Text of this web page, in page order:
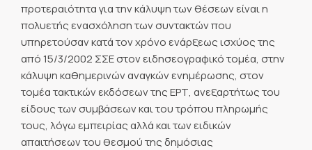
προτεραιότητα για την κάλυψη των θέσεων είναι η
πολυετής ενασχόληση των συντακτών που
υπηρετούσαν κατά τον χρόνο ενάρξεως ισχύος της
από 15/3/2002 ΣΣΕ στον ειδησεογραφικό τομέα, στην
κάλυψη καθημερινών αναγκών ενημέρωσης, στον
τομέα τακτικών εκδόσεων της ΕΡΤ, ανεξαρτήτως του
είδους των συμβάσεων και του τρόπου πληρωμής
τους, λόγω εμπειρίας αλλά και των ειδικών
απαιτήσεων του θεσμού της δημόσιας